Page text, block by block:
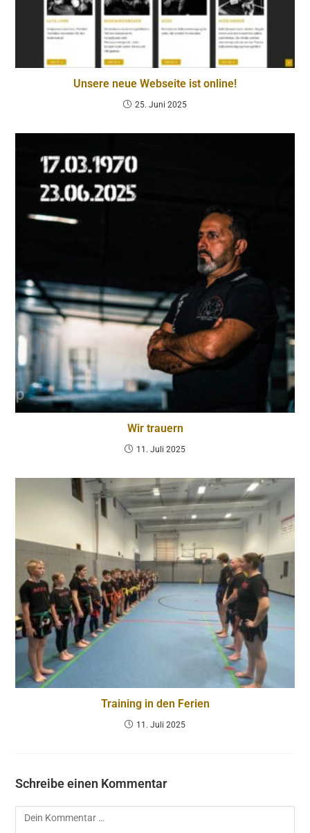
Unsere neue Webseite ist online!
25. Juni 2025
Wir trauern
11. Juli 2025
Training in den Ferien
11. Juli 2025
Schreibe einen Kommentar
Kommentar